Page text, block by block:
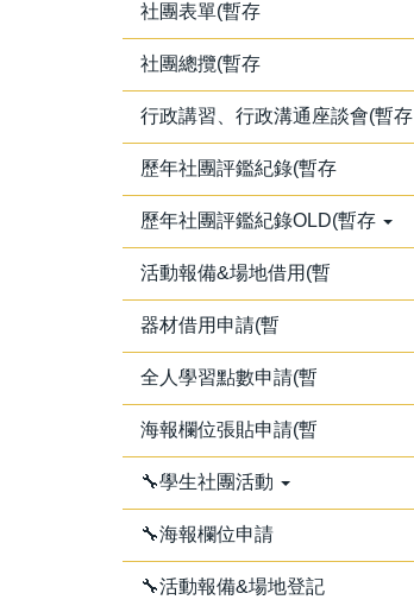
社團表單(暫存
社團總攬(暫存
行政講習、行政溝通座談會(暫存
歷年社團評鑑紀錄(暫存
歷年社團評鑑紀錄OLD(暫存
活動報備&場地借用(暫
器材借用申請(暫
全人學習點數申請(暫
海報欄位張貼申請(暫
🔧學生社團活動
🔧海報欄位申請
🔧活動報備&場地登記